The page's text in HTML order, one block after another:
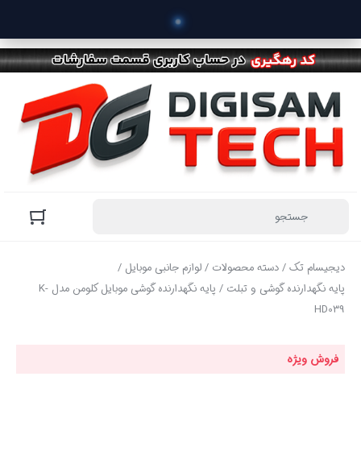
دیجیسام تک/دسته محصولات /لوازم جانبی موبایل /
پایه نگهدارنده گوشی و تبلت
/ پایه نگهدارنده گوشی موبایل کلومن مدل K-
HD039
فروش ویژه
خرید